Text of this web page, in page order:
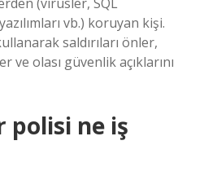
vb.) koruyan kişi.
saldırıları önler,
ve olası güvenlik açıklarını
polisi ne iş